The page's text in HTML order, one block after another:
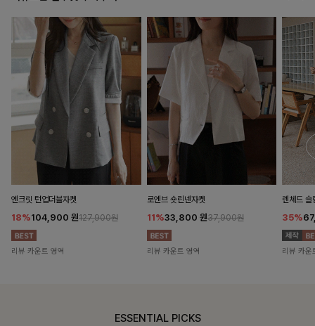
엔크릿 턴업더블자켓
18%104,900 원127,900원
리뷰 카운트 영역
로엔브 숏린넨자켓
11%33,800 원37,900원
리뷰 카운트 영역
렌체드
35%
리뷰 카운
ESSENTIAL PICKS